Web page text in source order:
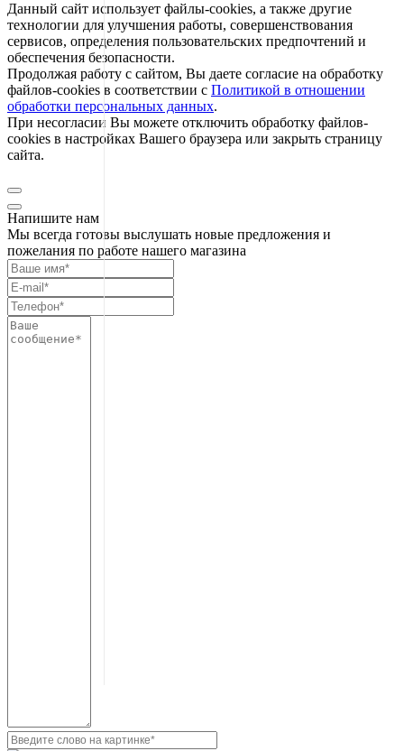
Данный сайт использует файлы-cookies, а также другие
технологии для улучшения работы, совершенствования
сервисов, определения пользовательских предпочтений и
обеспечения безопасности.
Продолжая работу с сайтом, Вы даете согласие на обработку
файлов-cookies в соответствии с Политикой в отношении
обработки персональных данных.
При несогласии Вы можете отключить обработку файлов-
cookies в настройках Вашего браузера или закрыть страницу
сайта.
Напишите нам
Мы всегда готовы выслушать новые предложения и
пожелания по работе нашего магазина